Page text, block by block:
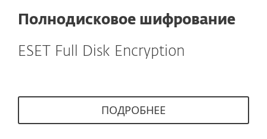
Полнодисковое шифрование
ESET Full Disk Encryption
ПОДРОБНЕЕ